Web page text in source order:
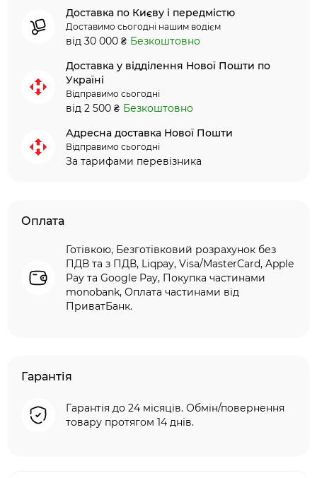
Доставка по Києву і передмістю
Доставимо сьогодні нашим водієм
від 30 000 ₴ Безкоштовно
Доставка у відділення Нової Пошти по
Україні
Відправимо сьогодні
від 2 500 ₴ Безкоштовно
Адресна доставка Нової Пошти
Відправимо сьогодні
За тарифами перевізника
Оплата
Готівкою, Безготівковий розрахунок без
ПДВ та з ПДВ, Liqpay, Visa/MasterCard, Apple
Pay та Google Pay, Покупка частинами
monobank, Оплата частинами від
ПриватБанк.
Гарантія
Гарантія до 24 місяців. Обмін/повернення
товару протягом 14 днів.